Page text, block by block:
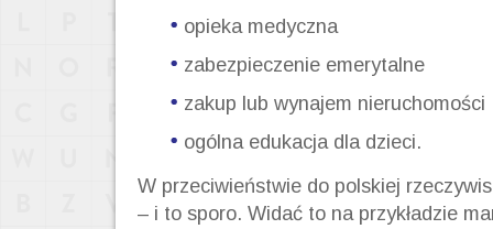
opieka medyczna
zabezpieczenie emerytalne
zakup lub wynajem nieruchomości
ogólna edukacja dla dzieci.
W przeciwieństwie do polskiej
– i to sporo. Widać to na przykładzie